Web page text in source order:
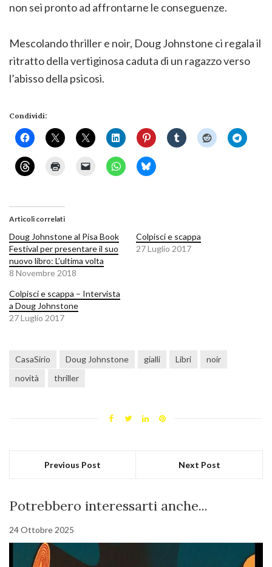
non sei pronto ad affrontarne le conseguenze.
Mescolando thriller e noir, Doug Johnstone ci regala il
ritratto della vertiginosa caduta di un ragazzo verso
l’abisso della psicosi.
Condividi:
Articoli correlati
Doug Johnstone al Pisa Book
Festival per presentare il suo
nuovo libro: L’ultima volta
8 Novembre 2018
Colpisci e scappa
27 Luglio 2017
Colpisci e scappa – Intervista
a Doug Johnstone
27 Luglio 2017
CasaSirio Doug Johnstone gialli Libri
noir
novità
thriller
Previous Post Next Post
Potrebbero interessarti anche...
24 Ottobre 2025